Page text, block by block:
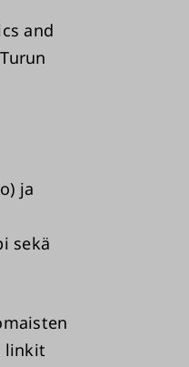
and
ja
sekä
linkit